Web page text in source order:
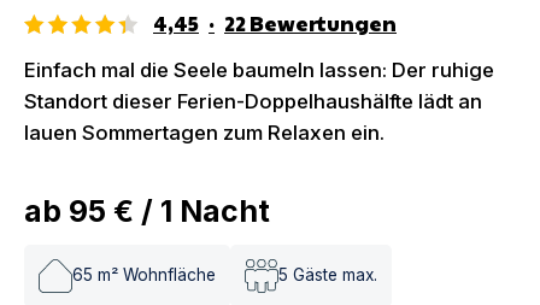
4,45 · 22Bewertungen
Einfach mal die Seele baumeln lassen: Der ruhige
Standort dieser Ferien-Doppelhaushälfte lädt an
lauen Sommertagen zum Relaxen ein.
ab 95 € / 1 Nacht
65 m² Wohnfläche 5 Gäste max.